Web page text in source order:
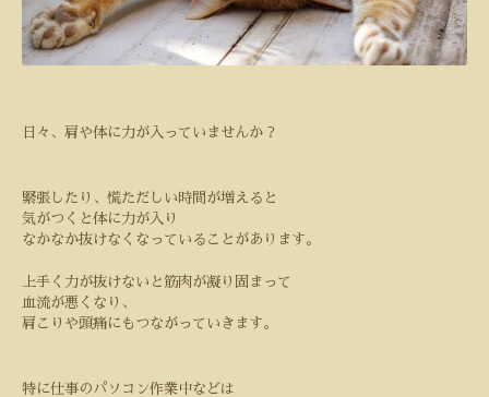
日々、肩や体に力が入っていませんか？
緊張したり、慌ただしい時間が増えると
気がつくと体に力が入り
なかなか抜けなくなっていることがあります。
上手く力が抜けないと筋肉が凝り固まって
血流が悪くなり、
肩こりや頭痛にもつながっていきます。
特に仕事のパソコン作業中などは